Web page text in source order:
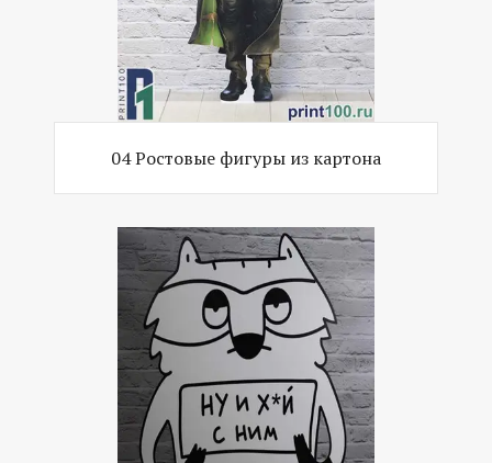
04 Ростовые фигуры из картона